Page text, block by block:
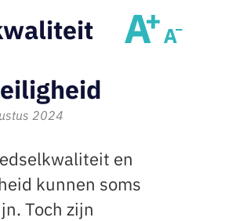
2024
en
kunnen soms
Toch zijn